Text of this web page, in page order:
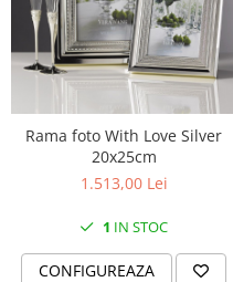
Rama foto With Love Silver
20x25cm
1.513,00 Lei
1 IN STOC
CONFIGUREAZA